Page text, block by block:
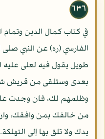
٦٣٦
في كتاب كمال الدين وتمام
الفارسي (ره) عن النبي
طويل يقول فيه لعلى
بعدى وستلقى من قريش
وظلمهم لك، فان وجدت
من خالفك بمن وافقك،
يدك ولا تلق بها إلى التهلكة.